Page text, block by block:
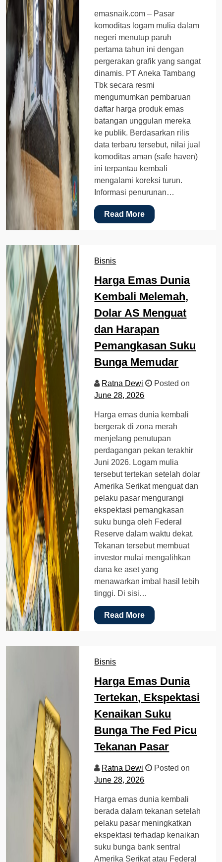
emasnaik.com – Pasar
komoditas logam mulia dalam
negeri menutup paruh
pertama tahun ini dengan
pergerakan grafik yang sangat
dinamis. PT Aneka Tambang
Tbk secara resmi
mengumumkan pembaruan
daftar harga produk emas
batangan unggulan mereka
ke publik. Berdasarkan rilis
data terbaru tersebut, nilai jual
komoditas aman (safe haven)
ini terpantau kembali
mengalami koreksi turun.
Informasi penurunan…
Read More
Bisnis
Harga Emas Dunia
Kembali Melemah,
Dolar AS Menguat
dan Harapan
Pemangkasan Suku
Bunga Memudar
Ratna Dewi
Posted on
June 28, 2026
Harga emas dunia kembali
bergerak di zona merah
menjelang penutupan
perdagangan pekan terakhir
Juni 2026. Logam mulia
tersebut tertekan setelah dolar
Amerika Serikat menguat dan
pelaku pasar mengurangi
ekspektasi pemangkasan
suku bunga oleh Federal
Reserve dalam waktu dekat.
Tekanan tersebut membuat
investor mulai mengalihkan
dana ke aset yang
menawarkan imbal hasil lebih
tinggi. Di sisi…
Read More
Bisnis
Harga Emas Dunia
Tertekan, Ekspektasi
Kenaikan Suku
Bunga The Fed Picu
Tekanan Pasar
Ratna Dewi
Posted on
June 28, 2026
Harga emas dunia kembali
berada dalam tekanan setelah
pelaku pasar meningkatkan
ekspektasi terhadap kenaikan
suku bunga bank sentral
Amerika Serikat atau Federal